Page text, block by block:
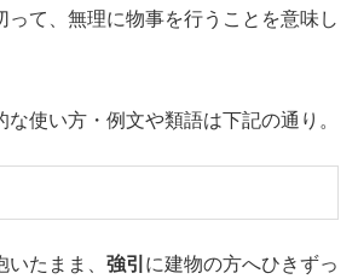
って、無理に物事を行うことを意味し
使い方・例文や類語は下記の通り。
いたまま、 強引 に建物の方へひきずっ